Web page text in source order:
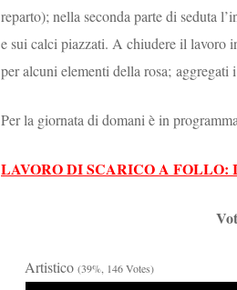
reparto); nella seconda parte di seduta
e sui calci piazzati. A chiudere il lavoro
per alcuni elementi della rosa;
Per la giornata di domani è in
LAVORO DI SCARICO A
Artistico (39%, 146 Votes)